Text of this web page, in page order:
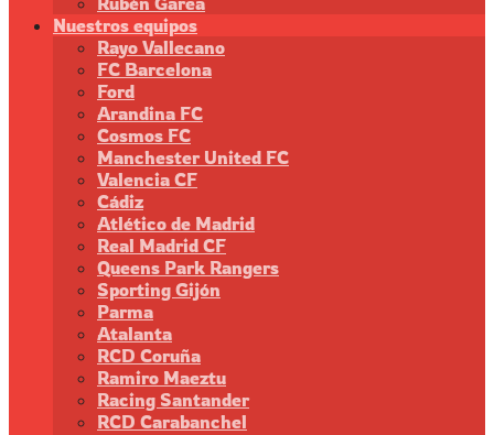
Nuestros equipos
Rayo Vallecano
FC Barcelona
Ford
Arandina FC
Cosmos FC
Manchester United FC
Valencia CF
Cádiz
Atlético de Madrid
Real Madrid CF
Queens Park Rangers
Sporting Gijón
Parma
Atalanta
RCD Coruña
Ramiro Maeztu
Racing Santander
RCD Carabanchel